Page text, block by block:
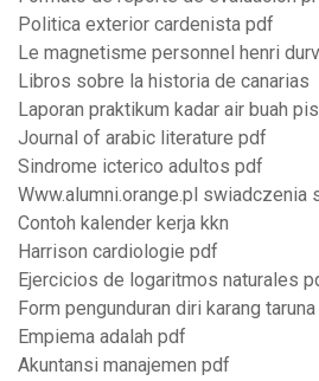
Politica exterior cardenista pdf
Le magnetisme personnel henri
Libros sobre la historia de canarias
Laporan praktikum kadar air buah
Journal of arabic literature pdf
Sindrome icterico adultos pdf
Www.alumni.orange.pl swiadczenia
Contoh kalender kerja kkn
Harrison cardiologie pdf
Ejercicios de logaritmos naturales
Form pengunduran diri karang taruna
Empiema adalah pdf
Akuntansi manajemen pdf